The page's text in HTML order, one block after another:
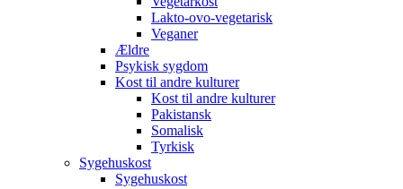
Lakto-ovo-vegetarisk
Veganer
Ældre
Psykisk sygdom
Kost til andre kulturer
Kost til andre kulturer
Pakistansk
Somalisk
Tyrkisk
Sygehuskost
Sygehuskost